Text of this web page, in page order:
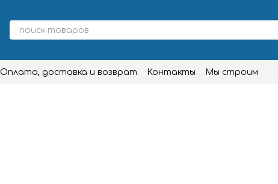
Оплата, доставка и возврат Контакты Мы строим